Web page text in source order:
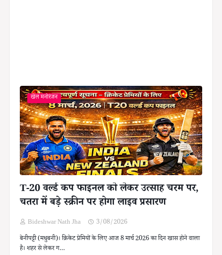
खेल मनोरंजन
T-20 वर्ल्ड कप फाइनल को लेकर उत्साह चरम पर,
चतरा में बड़े स्क्रीन पर होगा लाइव प्रसारण
Bideshwar Nath Jha
3/08/2026
बेनीपट्टी (मधुबनी)। क्रिकेट प्रेमियों के लिए आज 8 मार्च 2026 का दिन खास होने वाला
है। शहर से लेकर ग…